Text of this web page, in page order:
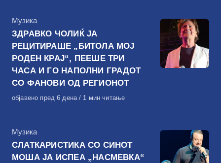
КАтегорија
Музика
ЗДРАВКО ЧОЛИЌ ЈА
РЕЦИТИРАШЕ „БИТОЛА МОЈ
РОДЕН КРАЈ“, ПЕЕШЕ ТРИ
ЧАСА И ГО НАПОЛНИ ГРАДОТ
СО ФАНОВИ ОД РЕГИОНОТ
Објавено
објавено пред 6 дена 1 мин читање
КАтегорија
Музика
СЛАТКАРИСТИКА СО СИНОТ
МОША ЈА ИСПЕА „НАСМЕВКА“